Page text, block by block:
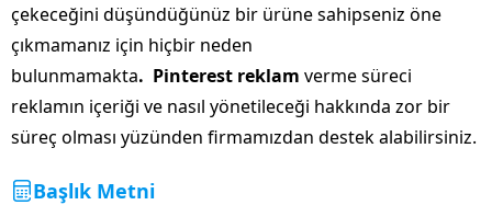
çekeceğini düşündüğünüz bir ürüne sahipseniz öne
çıkmamanız için hiçbir neden
bulunmamakta. Pinterest reklam verme süreci
reklamın içeriği ve nasıl yönetileceği hakkında zor bir
süreç olması yüzünden firmamızdan destek alabilirsiniz.
Başlık Metni